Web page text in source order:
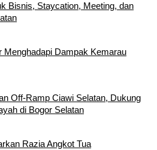
Bisnis, Staycation, Meeting, dan
Menghadapi Dampak Kemarau
Off-Ramp Ciawi Selatan, Dukung
di Bogor Selatan
Razia Angkot Tua